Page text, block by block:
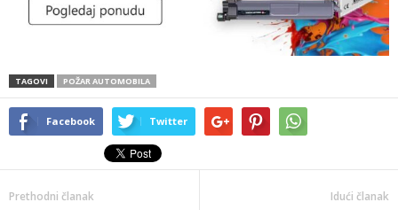
TAGOVI POŽAR AUTOMOBILA
Facebook Twitter
Prethodni članak Idući članak